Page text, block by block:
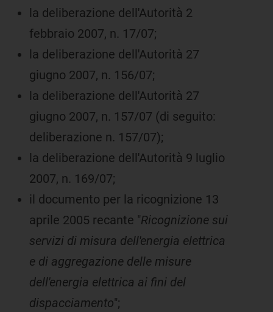
la deliberazione dell'Autorità 2
febbraio 2007, n. 17/07;
la deliberazione dell'Autorità 27
giugno 2007, n. 156/07;
la deliberazione dell'Autorità 27
giugno 2007, n. 157/07 (di seguito:
deliberazione n. 157/07);
la deliberazione dell'Autorità 9 luglio
2007, n. 169/07;
il documento per la ricognizione 13
aprile 2005 recante "Ricognizione sui
servizi di misura dell'energia elettrica
e di aggregazione delle misure
dell'energia elettrica ai fini del
dispacciamento";